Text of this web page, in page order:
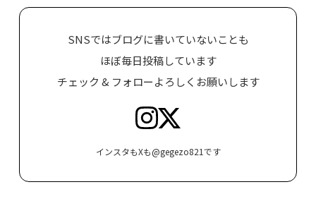
SNSではブログに書いていないことも
ほぼ毎日投稿しています
チェック & フォローよろしくお願いします
インスタもXも@gegezo821です